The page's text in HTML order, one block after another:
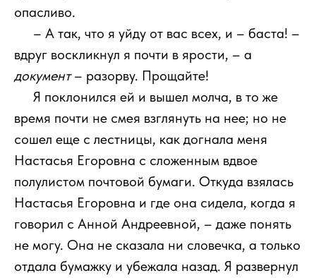
опасливо.
– А так, что я уйду от вас всех, и – баста! –
вдруг воскликнул я почти в ярости, – а
документ– разорву. Прощайте!
Я поклонился ей и вышел молча, в то же
время почти не смея взглянуть на нее; но не
сошел еще с лестницы, как догнала меня
Настасья Егоровна с сложенным вдвое
полулистом почтовой бумаги. Откуда взялась
Настасья Егоровна и где она сидела, когда я
говорил с Анной Андреевной, – даже понять
не могу. Она не сказала ни словечка, а только
отдала бумажку и убежала назад. Я развернул